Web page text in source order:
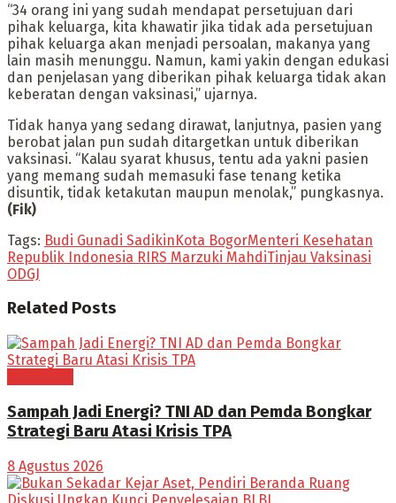
“34 orang ini yang sudah mendapat persetujuan dari
pihak keluarga, kita khawatir jika tidak ada persetujuan
pihak keluarga akan menjadi persoalan, makanya yang
lain masih menunggu. Namun, kami yakin dengan edukasi
dan penjelasan yang diberikan pihak keluarga tidak akan
keberatan dengan vaksinasi,” ujarnya.
Tidak hanya yang sedang dirawat, lanjutnya, pasien yang
berobat jalan pun sudah ditargetkan untuk diberikan
vaksinasi. “Kalau syarat khusus, tentu ada yakni pasien
yang memang sudah memasuki fase tenang ketika
disuntik, tidak ketakutan maupun menolak,” pungkasnya.
(Fik)
Tags: Budi Gunadi SadikinKota BogorMenteri Kesehatan
Republik Indonesia RIRS Marzuki MahdiTinjau Vaksinasi
ODGJ
Related Posts
Sampah Jadi Energi? TNI AD dan Pemda Bongkar
Strategi Baru Atasi Krisis TPA
8 Agustus 2026